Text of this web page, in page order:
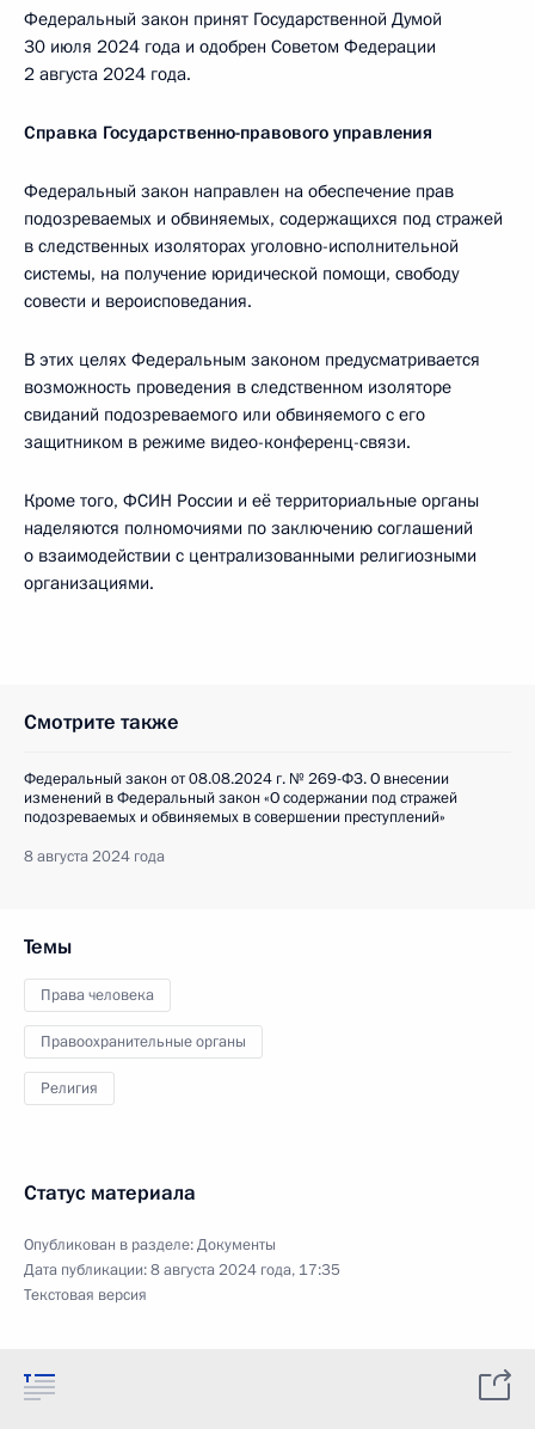
Федеральный закон принят Государственной Думой
30 июля 2024 года и одобрен Советом Федерации
2 августа 2024 года.
Справка Государственно-правового управления
Федеральный закон направлен на обеспечение прав
подозреваемых и обвиняемых, содержащихся под стражей
в следственных изоляторах уголовно-исполнительной
системы, на получение юридической помощи, свободу
совести и вероисповедания.
В этих целях Федеральным законом предусматривается
возможность проведения в следственном изоляторе
свиданий подозреваемого или обвиняемого с его
защитником в режиме видео-конференц-связи.
Кроме того, ФСИН России и её территориальные органы
наделяются полномочиями по заключению соглашений
о взаимодействии с централизованными религиозными
организациями.
Смотрите также
Федеральный закон от 08.08.2024 г. № 269-ФЗ. О внесении
изменений в Федеральный закон «О содержании под стражей
подозреваемых и обвиняемых в совершении преступлений»
8 августа 2024 года
Темы
Права человека
Правоохранительные органы
Религия
Статус материала
Опубликован в разделе:Документы
Дата публикации:8 августа 2024 года, 17:35
Текстовая версия